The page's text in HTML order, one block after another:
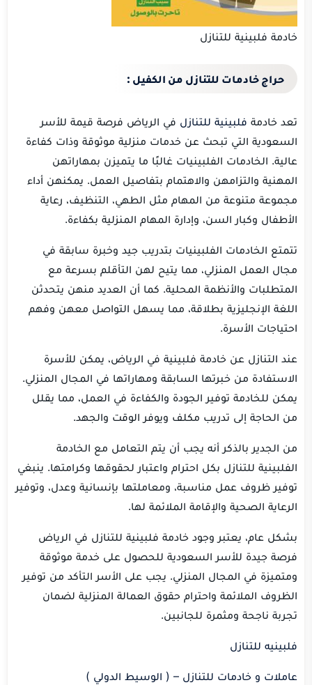
خادمة فلبينية للتنازل
حراج خادمات للتنازل من الكفيل :
تعد خادمة فلبينية للتنازل في الرياض فرصة قيمة للأسر
السعودية التي تبحث عن خدمات منزلية موثوقة وذات كفاءة
عالية. الخادمات الفلبينيات غالبًا ما يتميزن بمهاراتهن
المهنية والتزامهن والاهتمام بتفاصيل العمل. يمكنهن أداء
مجموعة متنوعة من المهام مثل الطهي، التنظيف، رعاية
الأطفال وكبار السن، وإدارة المهام المنزلية بكفاءة.
تتمتع الخادمات الفلبينيات بتدريب جيد وخبرة سابقة في
مجال العمل المنزلي، مما يتيح لهن التأقلم بسرعة مع
المتطلبات والأنظمة المحلية. كما أن العديد منهن يتحدثن
اللغة الإنجليزية بطلاقة، مما يسهل التواصل معهن وفهم
احتياجات الأسرة.
عند التنازل عن خادمة فلبينية في الرياض، يمكن للأسرة
الاستفادة من خبرتها السابقة ومهاراتها في المجال المنزلي.
يمكن للخادمة توفير الجودة والكفاءة في العمل، مما يقلل
من الحاجة إلى تدريب مكلف ويوفر الوقت والجهد.
من الجدير بالذكر أنه يجب أن يتم التعامل مع الخادمة
الفلبينية للتنازل بكل احترام واعتبار لحقوقها وكرامتها. ينبغي
توفير ظروف عمل مناسبة، ومعاملتها بإنسانية وعدل، وتوفير
الرعاية الصحية والإقامة الملائمة لها.
بشكل عام، يعتبر وجود خادمة فلبينية للتنازل في الرياض
فرصة جيدة للأسر السعودية للحصول على خدمة موثوقة
ومتميزة في المجال المنزلي. يجب على الأسر التأكد من توفير
الظروف الملائمة واحترام حقوق العمالة المنزلية لضمان
تجربة ناجحة ومثمرة للجانبين.
فلبينيه للتنازل
عاملات و خادمات للتنازل – ( الوسيط الدولي )